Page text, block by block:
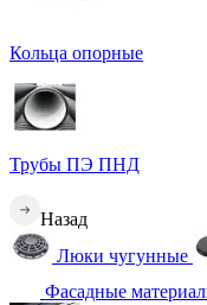
Кольца опорные
Трубы ПЭ ПНД
Назад
Люки чугунные
Фасадные